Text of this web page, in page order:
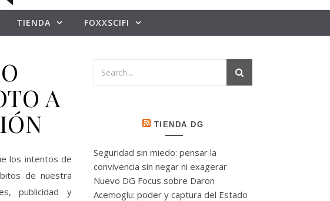
TIENDA FOXXSCIFI
A
de nuestra
publicidad y
TIENDA DG
Seguridad sin miedo: pensar la
convivencia sin negar ni exagerar
Nuevo DG Focus sobre Daron
Acemoglu: poder y captura del Estado